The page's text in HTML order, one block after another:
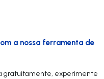
a nossa ferramenta de
gratuitamente, experimente